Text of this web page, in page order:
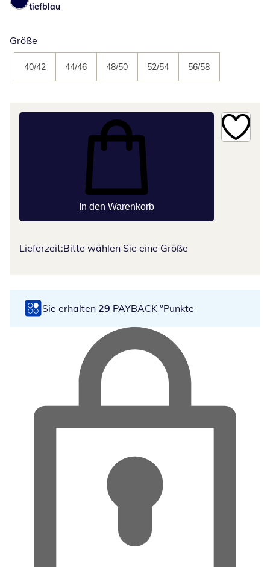
tiefblau
Größe
40/42 44/46 48/50 52/54 56/58
In den Warenkorb
Lieferzeit:Bitte wählen Sie eine Größe
Sie erhalten 29 PAYBACK °Punkte